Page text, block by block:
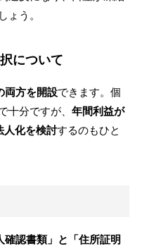
ょう。
について
両方を開設できます。個
十分ですが、 年間利益が
人化を検討するのもひと
確認書類」と「住所証明